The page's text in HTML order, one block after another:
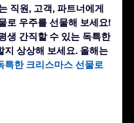
직원, 고객, 파트너에게
로 우주를 선물해 보세요!
생 간직할 수 있는 독특한
지 상상해 보세요. 올해는
특한 크리스마스 선물로